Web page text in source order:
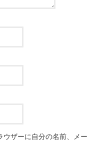
ウザーに自分の名前、メー